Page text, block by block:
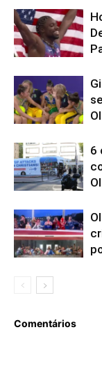
6
Comentários